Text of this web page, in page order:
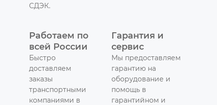
СДЭК.
Работаем по
всей России
Быстро
доставляем
заказы
транспортными
компаниями в
Гарантия и
сервис
Мы предоставляем
гарантию на
оборудование и
помощь в
гарантийном и